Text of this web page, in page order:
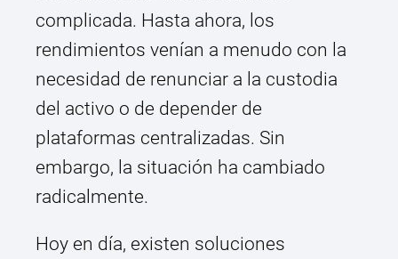
complicada. Hasta ahora, los
rendimientos venían a menudo con la
necesidad de renunciar a la custodia
del activo o de depender de
plataformas centralizadas. Sin
embargo, la situación ha cambiado
radicalmente.
Hoy en día, existen soluciones